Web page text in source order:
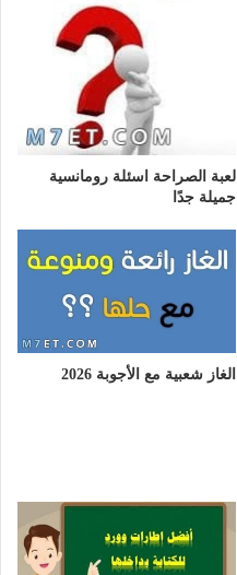
لعبة الصراحة اسئلة رومانسية
جميلة جدًا
الغاز شعبية مع الأجوبة 2026